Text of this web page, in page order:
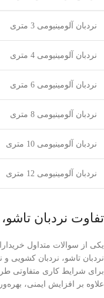
نردبان آلومینیومی 3 متری
نردبان آلومینیومی 4 متری
نردبان آلومینیومی 6 متری
نردبان آلومینیومی 8 متری
نردبان آلومینیومی 10 متری
نردبان آلومینیومی 12 متری
تفاوت نردبان
یکی از سوالات متداول
نردبان تاشو، نردبان کشویی
برای شرایط کاری متفاوتی
علاوه بر افزایش ایمنی،